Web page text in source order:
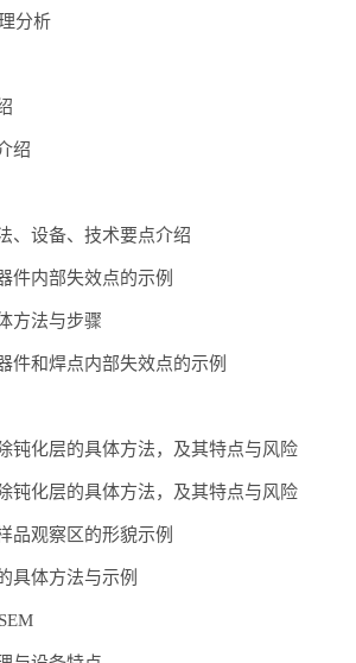
分析
绍
、设备、技术要点介绍
件内部失效点的示例
方法与步骤
件和焊点内部失效点的示例
钝化层的具体方法，及其特点与风险
钝化层的具体方法，及其特点与风险
品观察区的形貌示例
具体方法与示例